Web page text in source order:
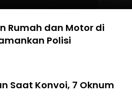
Rumah dan Motor di
Polisi
Saat Konvoi, 7 Oknum